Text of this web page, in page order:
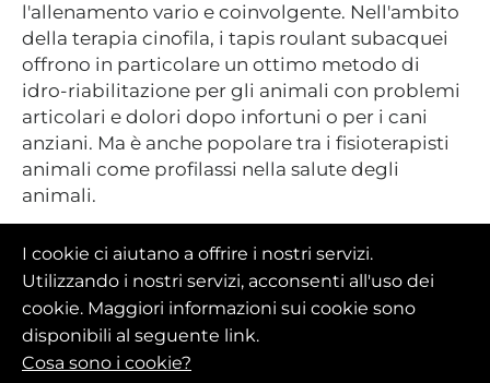
l'allenamento vario e coinvolgente. Nell'ambito
della terapia cinofila, i tapis roulant subacquei
offrono in particolare un ottimo metodo di
idro-riabilitazione per gli animali con problemi
articolari e dolori dopo infortuni o per i cani
anziani. Ma è anche popolare tra i fisioterapisti
animali come profilassi nella salute degli
animali.
I cookie ci aiutano a offrire i nostri servizi.
Utilizzando i nostri servizi, acconsenti all'uso dei
cookie. Maggiori informazioni sui cookie sono
disponibili al seguente link.
Cosa sono i cookie?